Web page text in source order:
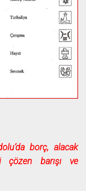
borç, alacak
barışı ve